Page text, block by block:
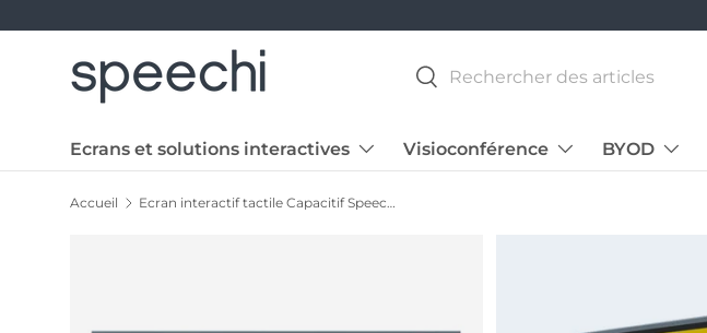
Recherche
Rechercher
Ecrans et solutions interactives Visioconférence BYOD
Accueil Ecran interactif tactile Capacitif SpeechiTouch UHD | 75"